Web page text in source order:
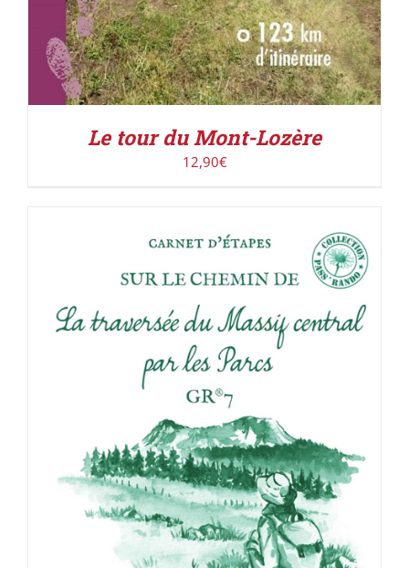
Le tour du Mont-Lozère
12,90€
ACHETER LE PRODUIT / DÉTAILS